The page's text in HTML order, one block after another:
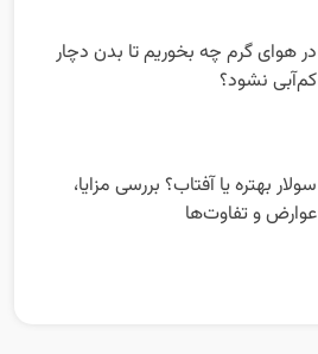
در هوای گرم چه بخوریم تا بدن دچار
کم‌آبی نشود؟
سولار بهتره یا آفتاب؟ بررسی مزایا،
عوارض و تفاوت‌ها